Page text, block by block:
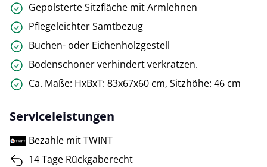
Gepolsterte Sitzfläche mit Armlehnen
Pflegeleichter Samtbezug
Buchen- oder Eichenholzgestell
Bodenschoner verhindert verkratzen.
Ca. Maße: HxBxT: 83x67x60 cm, Sitzhöhe: 46 cm
Serviceleistungen
Bezahle mit TWINT
14 Tage Rückgaberecht